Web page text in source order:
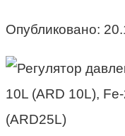
Опубликовано: